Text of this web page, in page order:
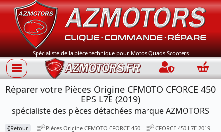
Spécialiste de la pièce technique pour Motos Quads Scooters
Connection
Réparer votre Pièces Origine CFMOTO CFORCE 450
EPS L7E (2019)
spécialiste des pièces détachées marque AZMOTORS
⟪Retour Pièces Origine CFMOTO CFORCE 450 CFORCE 450 L7E 2019